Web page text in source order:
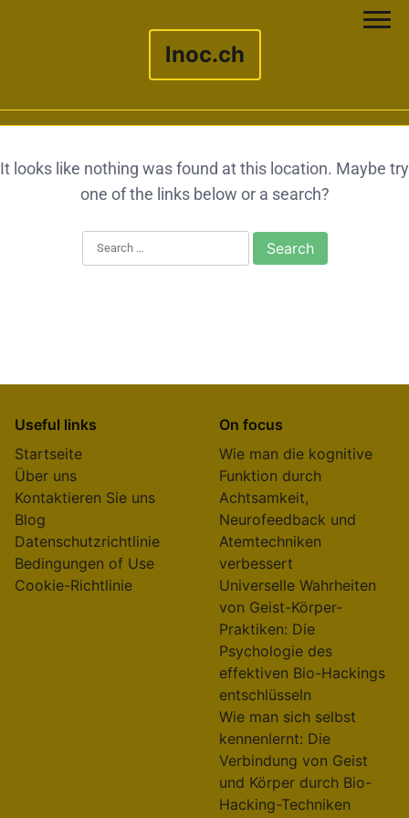
lnoc.ch
It looks like nothing was found at this location. Maybe try
one of the links below or a search?
Search for:
Useful links
Startseite
Über uns
Kontaktieren Sie uns
Blog
Datenschutzrichtlinie
Bedingungen of Use
Cookie-Richtlinie
On focus
Wie man die kognitive
Funktion durch
Achtsamkeit,
Neurofeedback und
Atemtechniken
verbessert
Universelle Wahrheiten
von Geist-Körper-
Praktiken: Die
Psychologie des
effektiven Bio-Hackings
entschlüsseln
Wie man sich selbst
kennenlernt: Die
Verbindung von Geist
und Körper durch Bio-
Hacking-Techniken